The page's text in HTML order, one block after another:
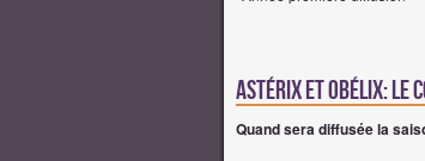
astérix et obélix: le
Quand sera diffusée la